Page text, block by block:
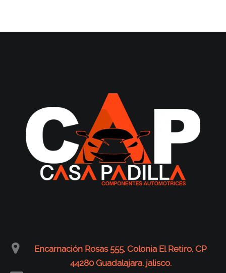
Encarnación Rosas 555, Colonia El Retiro, CP
44280 Guadalajara. jalisco.